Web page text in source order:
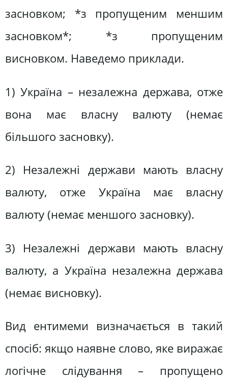
засновком; *з пропущеним меншим
засновком*; *з пропущеним
висновком. Наведемо приклади.
1) Україна – незалежна держава, отже
вона має власну валюту (немає
більшого засновку).
2) Незалежні держави мають власну
валюту, отже Україна має власну
валюту (немає меншого засновку).
3) Незалежні держави мають власну
валюту, а Україна незалежна держава
(немає висновку).
Вид ентимеми визначається в такий
спосіб: якщо наявне слово, яке виражає
логічне слідування – пропущено